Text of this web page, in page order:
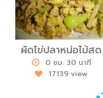
ผัดไข่ปลาหน่อไม้สด
0 ชม. 30 นาที
17139 view